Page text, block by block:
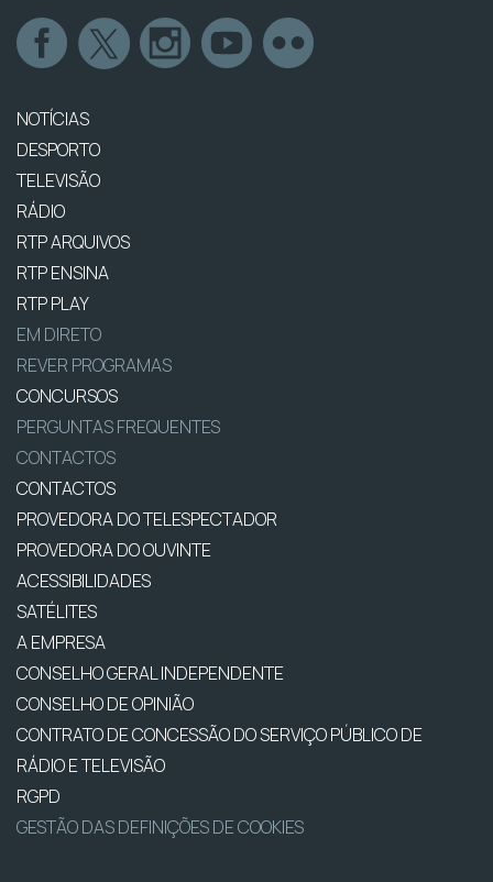
NOTÍCIAS
DESPORTO
TELEVISÃO
RÁDIO
RTP ARQUIVOS
RTP ENSINA
RTP PLAY
EM DIRETO
REVER PROGRAMAS
CONCURSOS
PERGUNTAS FREQUENTES
CONTACTOS
CONTACTOS
PROVEDORA DO TELESPECTADOR
PROVEDORA DO OUVINTE
ACESSIBILIDADES
SATÉLITES
A EMPRESA
CONSELHO GERAL INDEPENDENTE
CONSELHO DE OPINIÃO
CONTRATO DE CONCESSÃO DO SERVIÇO PÚBLICO DE
RÁDIO E TELEVISÃO
RGPD
GESTÃO DAS DEFINIÇÕES DE COOKIES